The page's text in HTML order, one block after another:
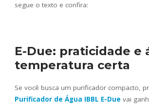
segue o texto e confira:
E-Due: praticidade e
temperatura certa
Se você busca um purificador compacto,
Purificador de Água IBBL E-Due vai